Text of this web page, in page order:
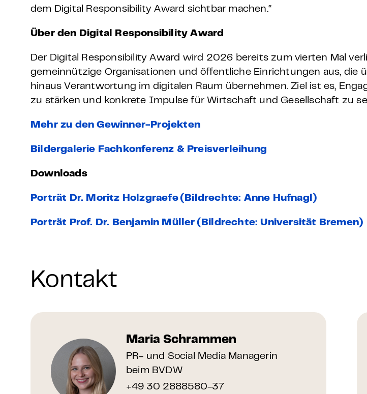
dem Digital Responsibility Award sichtbar machen.“
Über den Digital Responsibility Award
Der Digital Responsibility Award wird 2026 bereits zum vierten Mal
gemeinnützige Organisationen und öffentliche Einrichtungen aus, die
hinaus Verantwortung im digitalen Raum übernehmen. Ziel ist es,
zu stärken und konkrete Impulse für Wirtschaft und Gesellschaft zu
Mehr zu den Gewinner-Projekten
Bildergalerie Fachkonferenz & Preisverleihung
Downloads
Porträt Dr. Moritz Holzgraefe (Bildrechte: Anne Hufnagl)
Porträt Prof. Dr. Benjamin Müller (Bildrechte: Universität Bremen)
Kontakt
Maria Schrammen
PR- und Social Media Managerin
beim BVDW
+49 30 2888580-37